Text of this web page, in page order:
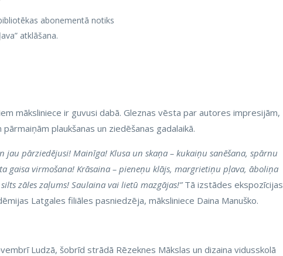
abonementā notiks
atklāšana.
māksliniece ir guvusi dabā. Gleznas vēsta par autores impresijām,
plaukšanas un ziedēšanas gadalaikā.
jau pārziedējusi! Mainīga! Klusa un skaņa – kukaiņu sanēšana, spārnu
gaisa virmošana! Krāsaina – pieneņu klājs, margrietiņu pļava, āboliņa
zāles zaļums! Saulaina vai lietū mazgājas!”Tā izstādes ekspozīcijas
Latgales filiāles pasniedzēja, māksliniece Daina Manuško.
Ludzā, šobrīd strādā Rēzeknes Mākslas un dizaina vidusskolā